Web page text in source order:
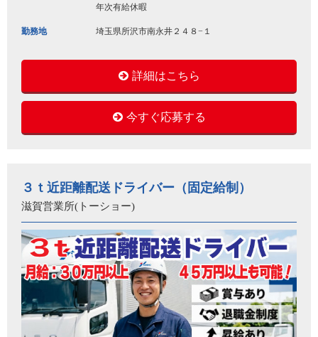
年次有給休暇
勤務地 埼玉県所沢市南永井２４８−１
詳細はこちら
今すぐ応募する
３ｔ近距離配送ドライバー（固定給制）
滋賀営業所(トーショー)